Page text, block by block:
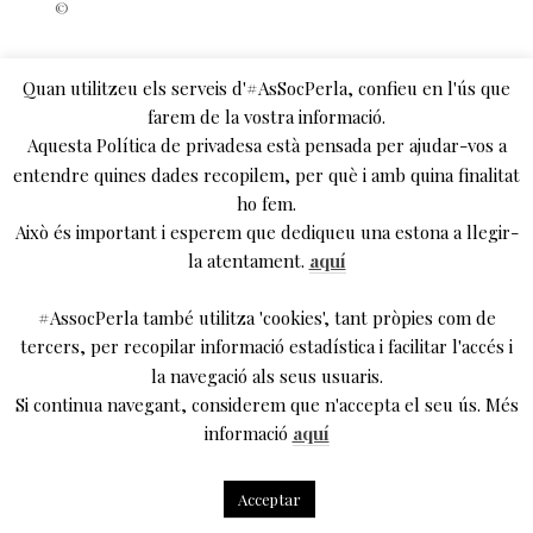
Quan utilitzeu els serveis d'#AsSocPerla, confieu en l'ús que
farem de la vostra informació.
Aquesta Política de privadesa està pensada per ajudar-vos a
entendre quines dades recopilem, per què i amb quina finalitat
ho fem.
Això és important i esperem que dediqueu una estona a llegir-
la atentament. aquí
#AssocPerla també utilitza 'cookies', tant pròpies com de
tercers, per recopilar informació estadística i facilitar l'accés i
la navegació als seus usuaris.
Si continua navegant, considerem que n'accepta el seu ús. Més
informació aquí
Acceptar